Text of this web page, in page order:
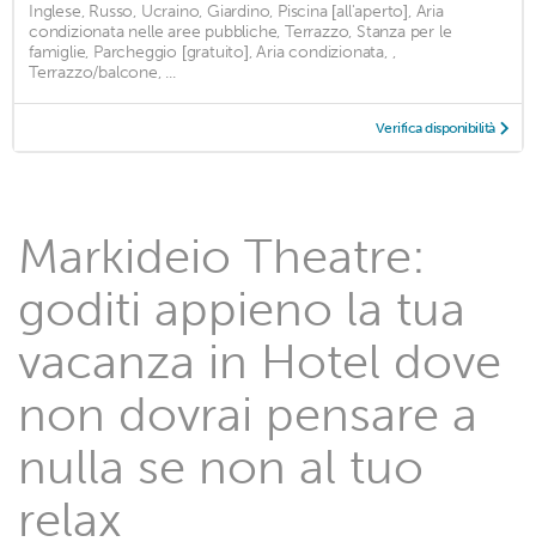
Inglese, Russo, Ucraino, Giardino, Piscina [all'aperto], Aria
condizionata nelle aree pubbliche, Terrazzo, Stanza per le
famiglie, Parcheggio [gratuito], Aria condizionata, ,
Terrazzo/balcone, ...
Verifica disponibilità
Markideio Theatre:
goditi appieno la tua
vacanza in Hotel dove
non dovrai pensare a
nulla se non al tuo
relax